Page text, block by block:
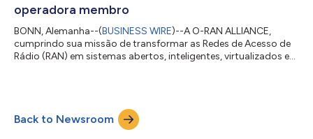
operadora membro
BONN, Alemanha--(BUSINESS WIRE)--A O-RAN ALLIANCE,
cumprindo sua missão de transformar as Redes de Acesso de
Rádio (RAN) em sistemas abertos, inteligentes, virtualizados e
comprometidas com a implantação da O-RAN. Recentemente,
a Salam Mobile anunciou planos de colaborar com o
ecossistema Open RAN na implantação e nas operações da re...
Back to Newsroom